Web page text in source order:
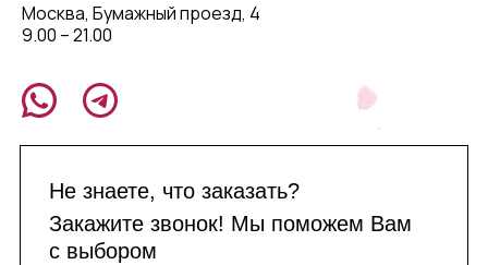
Закажите звонок! Мы поможем Вам
с выбором
Не знаете, что заказать?
Москва, Бумажный проезд, 4
9.00 – 21.00